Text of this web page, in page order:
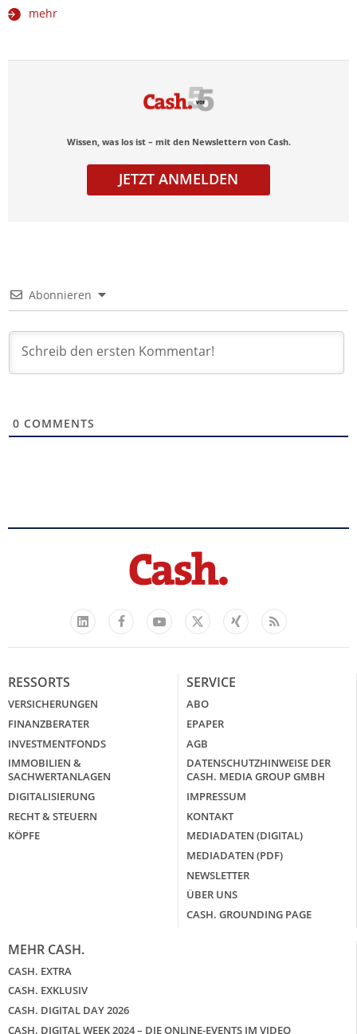
mehr
Wissen, was los ist – mit den Newslettern von Cash.
JETZT ANMELDEN
Abonnieren
0 COMMENTS
LinkedIn
FacebookYouTube
X
Xing Feed
RESSORTS
VERSICHERUNGEN
FINANZBERATER
INVESTMENTFONDS
IMMOBILIEN &
SACHWERTANLAGEN
DIGITALISIERUNG
RECHT & STEUERN
KÖPFE
SERVICE
ABO
EPAPER
AGB
DATENSCHUTZHINWEISE DER
CASH. MEDIA GROUP GMBH
IMPRESSUM
KONTAKT
MEDIADATEN (DIGITAL)
MEDIADATEN (PDF)
NEWSLETTER
ÜBER UNS
CASH. GROUNDING PAGE
MEHR CASH.
CASH. EXTRA
CASH. EXKLUSIV
CASH. DIGITAL DAY 2026
CASH. DIGITAL WEEK 2024 – DIE ONLINE-EVENTS IM VIDEO